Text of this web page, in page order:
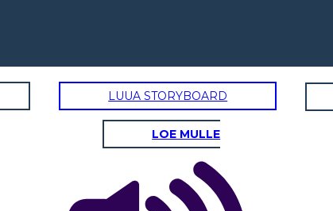
LUUA STORYBOARD
LOE MULLE